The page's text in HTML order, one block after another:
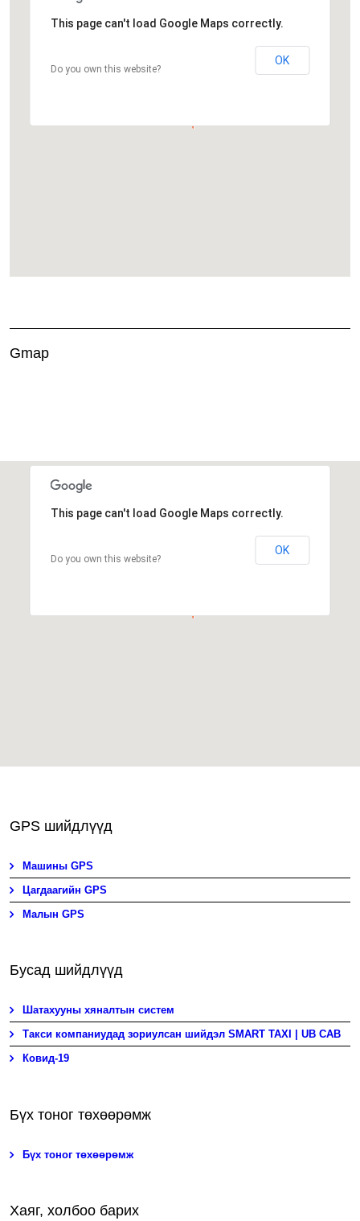
This page can't load Google Maps correctly.
Do you own this website?
OK
Gmap
Do you own this website?
This page can't load Google Maps correctly.
Do you own this website?
OK
GPS шийдлүүд
Машины GPS
Цагдаагийн GPS
Малын GPS
Бусад шийдлүүд
Шатахууны хяналтын систем
Такси компаниудад зориулсан шийдэл SMART TAXI | UB CAB
Ковид-19
Бүх тоног төхөөрөмж
Бүх тоног төхөөрөмж
Хаяг, холбоо барих